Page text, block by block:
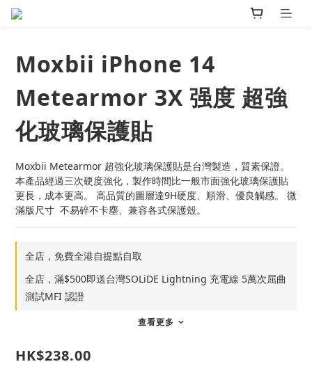
Moxbii iPhone 14
Metearmor 3X 强度 超強
化玻璃保護貼
Moxbii Metearmor 超強化玻璃保護貼是台灣製造，質素保證。
本產品經過三次硬度強化，製作時間比一般市面強化玻璃保護貼
更長，成本更高。 高品質的圖層達9H硬度、順滑、優良觸感。 微
滿版尺寸  不易碎不卡塵、兼容各式保護殼。
全店，免費全港自提點自取
全店，滿$500即送台灣SOLiDE Lightning 充電線 5萬次屈曲
測試MFI 認證
查看更多
HK$238.00